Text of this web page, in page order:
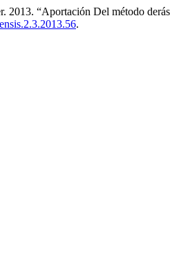
2013. “Aportación Del método
.